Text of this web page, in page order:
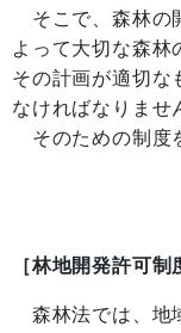
そこで、森林の
よって大切な森林
その計画が適切な
なければなりませ
そのための制度
［林地開発許可制
森林法では、地